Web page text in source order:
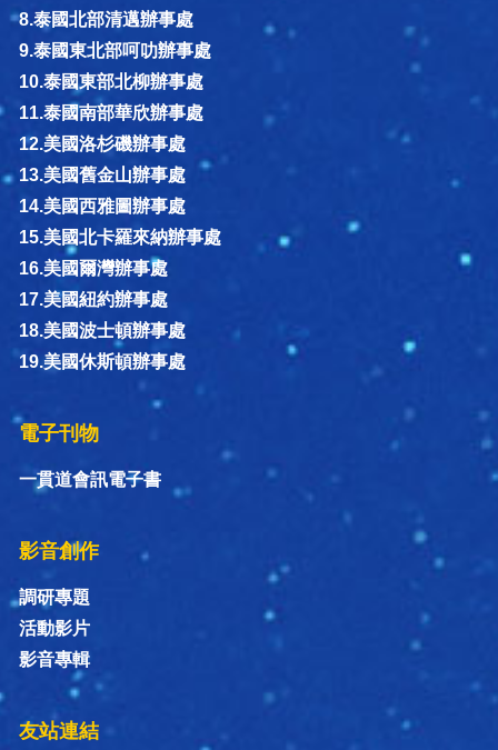
8.泰國北部清邁辦事處
9.泰國東北部呵叻辦事處
10.泰國東部北柳辦事處
11.泰國南部華欣辦事處
12.美國洛杉磯辦事處
13.美國舊金山辦事處
14.美國西雅圖辦事處
15.美國北卡羅來納辦事處
16.美國爾灣辦事處
17.美國紐約辦事處
18.美國波士頓辦事處
19.美國休斯頓辦事處
電子刊物
一貫道會訊電子書
影音創作
調研專題
活動影片
影音專輯
友站連結